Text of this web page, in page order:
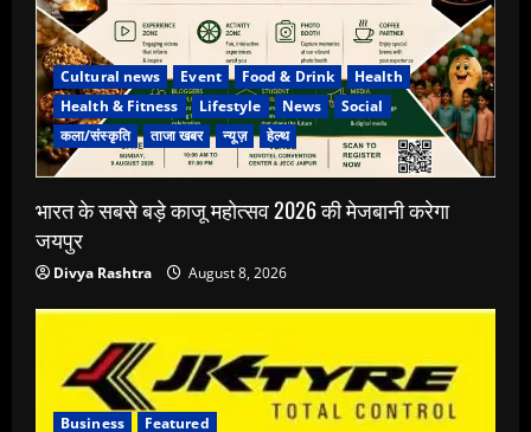
Cultural news Event Food & Drink
Health
Health & Fitness
Lifestyle News
Social
कला/संस्कृति
ताजा खबर न्यूज़ हेल्थ
भारत के सबसे बड़े काजू महोत्सव 2026 की मेजबानी करेगा
जयपुर
Divya Rashtra August 8, 2026
Business Featured